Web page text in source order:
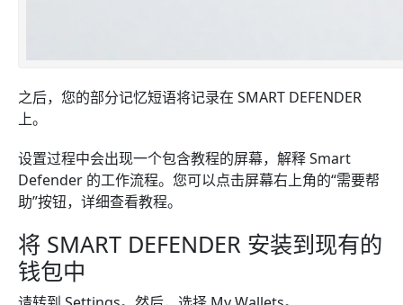
之后，您的部分记忆短语将记录在 SMART DEFENDER
上。
设置过程中会出现一个包含教程的屏幕，解释 Smart
Defender 的工作流程。您可以点击屏幕右上角的“需要帮
助”按钮，详细查看教程。
将 SMART DEFENDER 安装到现有的
钱包中